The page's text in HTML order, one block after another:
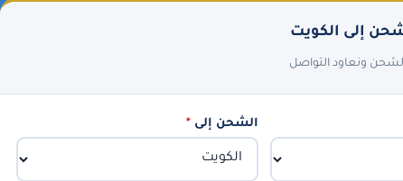
إلى الكويت
ونعاود التواصل
الشحن إلى *